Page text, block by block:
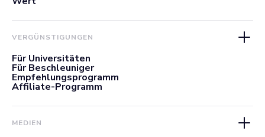
VERGÜNSTIGUNGEN
Für Universitäten
Für Beschleuniger
Empfehlungsprogramm
Affiliate-Programm
MEDIEN